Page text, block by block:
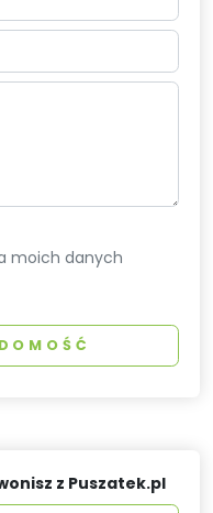
moich danych
z Puszatek.pl